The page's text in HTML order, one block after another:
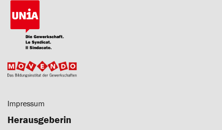
Impressum
Herausgeberin